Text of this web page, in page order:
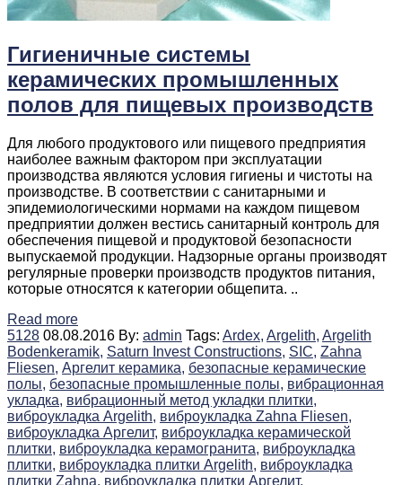
Гигиеничные системы
керамических промышленных
полов для пищевых производств
Для любого продуктового или пищевого предприятия
наиболее важным фактором при эксплуатации
производства являются условия гигиены и чистоты на
производстве. В соответствии с санитарными и
эпидемиологическими нормами на каждом пищевом
предприятии должен вестись санитарный контроль для
обеспечения пищевой и продуктовой безопасности
выпускаемой продукции. Надзорные органы производят
регулярные проверки производств продуктов питания,
которые относятся к категории общепита. ..
Read more
5128 08.08.2016 By: admin Tags: Ardex, Argelith, Argelith
Bodenkeramik, Saturn Invest Constructions, SIC, Zahna
Fliesen, Аргелит керамика, безопасные керамические
полы, безопасные промышленные полы, вибрационная
укладка, вибрационный метод укладки плитки,
виброукладка Argelith, виброукладка Zahna Fliesen,
виброукладка Аргелит, виброукладка керамической
плитки, виброукладка керамогранита, виброукладка
плитки, виброукладка плитки Argelith, виброукладка
плитки Zahna, виброукладка плитки Аргелит,